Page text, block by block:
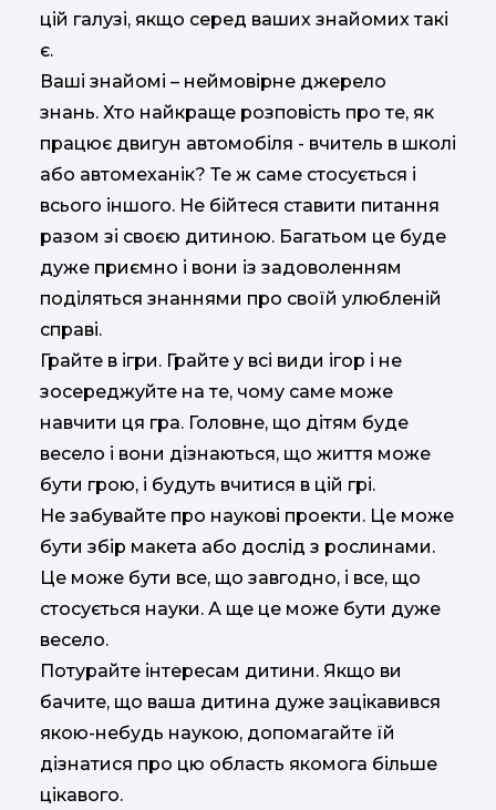
цій галузі, якщо серед ваших знайомих такі
є.
Ваші знайомі – неймовірне джерело
знань. Хто найкраще розповість про те, як
працює двигун автомобіля - вчитель в школі
або автомеханік? Те ж саме стосується і
всього іншого. Не бійтеся ставити питання
разом зі своєю дитиною. Багатьом це буде
дуже приємно і вони із задоволенням
поділяться знаннями про своїй улюбленій
справі.
Грайте в ігри. Грайте у всі види ігор і не
зосереджуйте на те, чому саме може
навчити ця гра. Головне, що дітям буде
весело і вони дізнаються, що життя може
бути грою, і будуть вчитися в цій грі.
Не забувайте про наукові проекти. Це може
бути збір макета або дослід з рослинами.
Це може бути все, що завгодно, і все, що
стосується науки. А ще це може бути дуже
весело.
Потурайте інтересам дитини. Якщо ви
бачите, що ваша дитина дуже зацікавився
якою-небудь наукою, допомагайте їй
дізнатися про цю область якомога більше
цікавого.